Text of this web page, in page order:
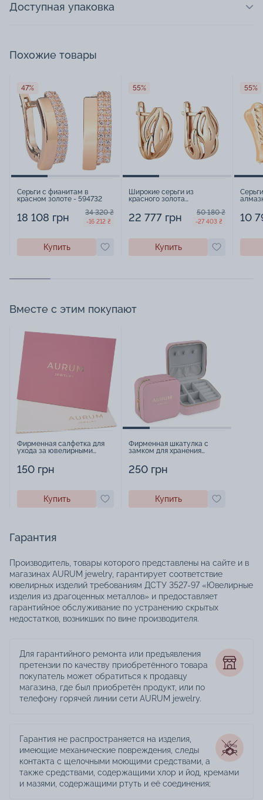
Доступная упаковка
Похожие товары
47%
Серьги с фианитам в
красном золоте - 594732
18 108 грн 34 320 ₴
-16 212 ₴
Купить
55%
Широкие серьги из
красного золота
22 777 грн 50 180 ₴
-27 403 ₴
Купить
55%
10
Вместе с этим покупают
Фирменная салфетка для
ухода за ювелирными
150 грн
Купить
Фирменная шкатулка с
замком для хранения
250 грн
Купить
Гарантия
Производитель, товары которого представлены на сайте и в
магазинах AURUM jewelry, гарантирует соответствие
ювелирных изделий требованиям ДСТУ 3527-97 «Ювелирные
изделия из драгоценных металлов» и предоставляет
гарантийное обслуживание по устранению скрытых
недостатков, возникших по вине производителя.
Для гарантийного ремонта или предъявления
претензии по качеству приобретённого товара
покупатель может обратиться к продавцу
магазина, где был приобретён продукт, или по
телефону горячей линии сети AURUM jewelry.
Гарантия не распространяется на изделия,
имеющие механические повреждения, следы
контакта с щелочными моющими средствами, а
также средствами, содержащими хлор и йод, кремами
и мазями, содержащими ртуть и её соединения;